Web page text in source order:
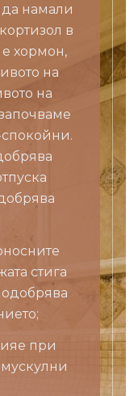
намали
в
е хормон,
на
на
спокойни.
стига
при